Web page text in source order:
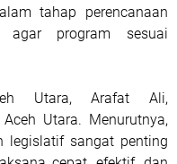
tahap perencanaan
agar program sesuai
Utara, Arafat Ali,
Utara. Menurutnya,
legislatif sangat penting